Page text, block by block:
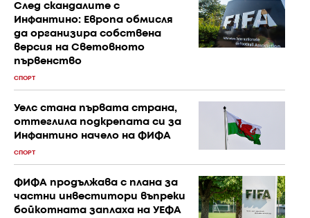
След скандалите с
Инфантино: Европа обмисля
да организира собствена
версия на Световното
първенство
СПОРТ
Уелс стана първата страна,
оттеглила подкрепата си за
Инфантино начело на ФИФА
СПОРТ
ФИФА продължава с плана за
частни инвеститори въпреки
бойкотната заплаха на УЕФА